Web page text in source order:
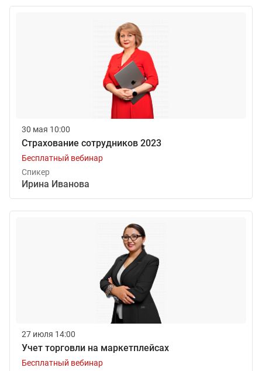
30 мая 10:00
Страхование сотрудников 2023
Бесплатный вебинар
Спикер
Ирина Иванова
27 июля 14:00
Учет торговли на маркетплейсах
Бесплатный вебинар